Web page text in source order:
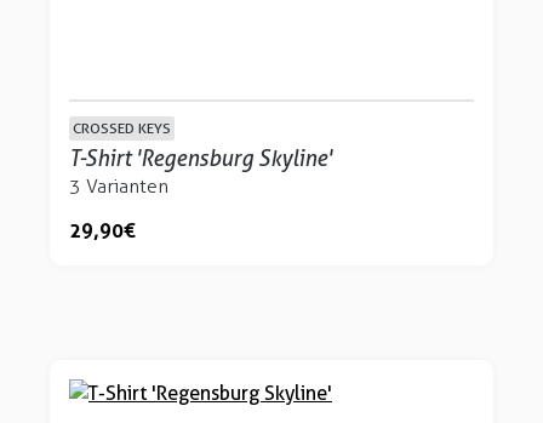
CROSSED KEYS
T-Shirt 'Regensburg Skyline'
3 Varianten
29,90 €